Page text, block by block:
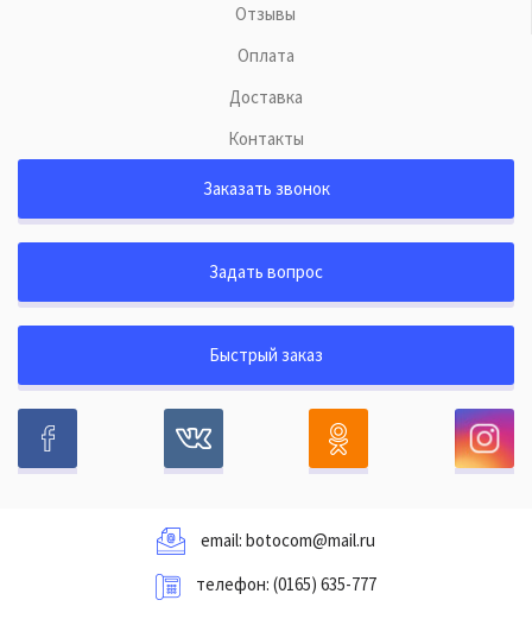
Отзывы
Оплата
Доставка
Контакты
Заказать звонок
Задать вопрос
Быстрый заказ
email: botocom@mail.ru
телефон: (0165) 635-777